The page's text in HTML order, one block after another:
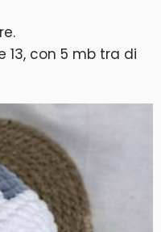
13, con 5 mb tra di